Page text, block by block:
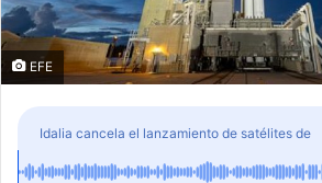
EFE
Idalia cancela el lanzamiento de satélites de
vigilancia de la misión secreta de EE.UU.